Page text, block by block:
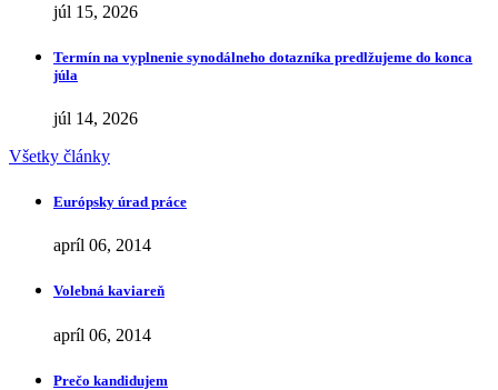
júl 15, 2026
Termín na vyplnenie synodálneho dotazníka predlžujeme do konca
júla
júl 14, 2026
Všetky články
Európsky úrad práce
apríl 06, 2014
Volebná kaviareň
apríl 06, 2014
Prečo kandidujem